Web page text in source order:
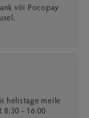
või Pocopay
helistage meile
8:30 - 16:00